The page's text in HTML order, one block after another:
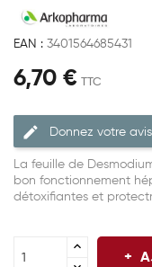
EAN : 3401564685431
6,70 € TTC
Donnez votre avis
La feuille de
bon fonctionnement
détoxifiantes et